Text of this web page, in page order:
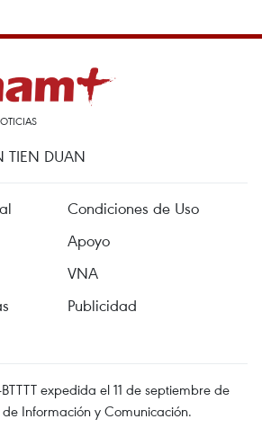
TIEN DUAN
Condiciones de Uso
Apoyo
VNA
Publicidad
expedida el 11 de septiembre de
Información y Comunicación.